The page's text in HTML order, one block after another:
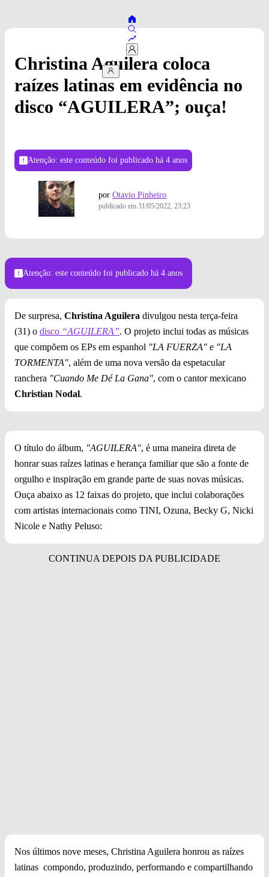
Christina Aguilera coloca
raízes latinas em evidência no
disco “AGUILERA”; ouça!
Atenção: este conteúdo foi publicado há 4 anos
por Otavio Pinheiro
publicado em 31/05/2022, 23:23
Atenção: este conteúdo foi publicado há 4 anos
De surpresa, Christina Aguilera divulgou nesta terça-feira
(31) o disco “AGUILERA”. O projeto inclui todas as músicas
que compõem os EPs em espanhol "LA FUERZA" e "LA
TORMENTA", além de uma nova versão da espetacular
ranchera "Cuando Me Dé La Gana", com o cantor mexicano
Christian Nodal.
O título do álbum, "AGUILERA", é uma maneira direta de
honrar suas raízes latinas e herança familiar que são a fonte de
orgulho e inspiração em grande parte de suas novas músicas.
Ouça abaixo as 12 faixas do projeto, que inclui colaborações
com artistas internacionais como TINI, Ozuna, Becky G, Nicki
Nicole e Nathy Peluso:
Nos últimos nove meses, Christina Aguilera honrou as raízes
latinas compondo, produzindo, performando e compartilhando